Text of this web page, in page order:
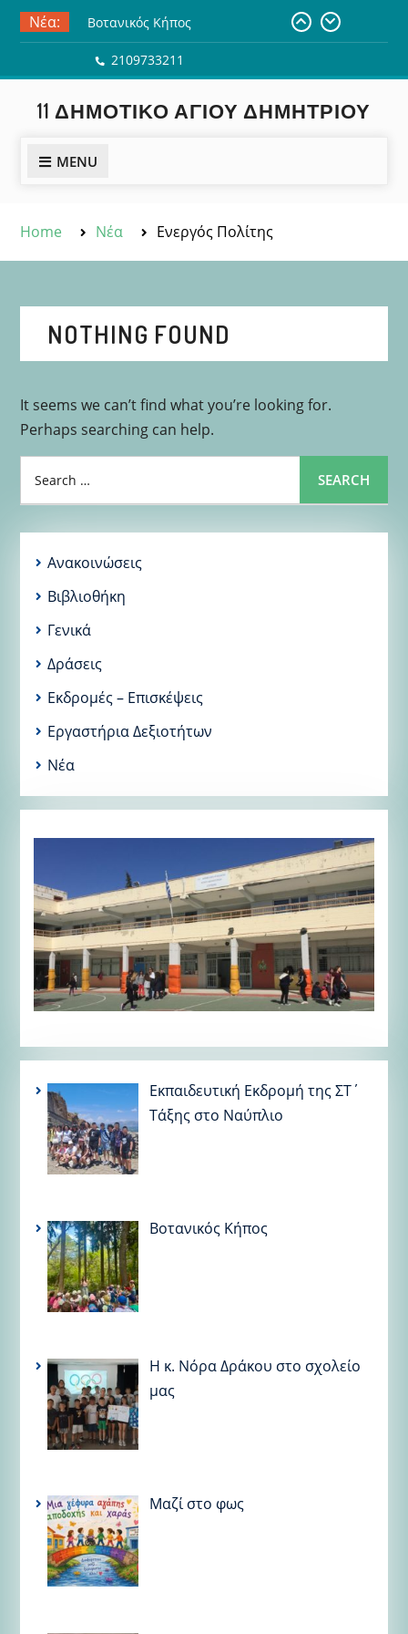
Skip
Νέα:
Βοτανικός Κήπος
Η κ. Νόρα Δράκου στο σχολείο
μας
Μαζί στο φως
Επίσκεψη στη Δημοτική
Τάξης στο Ναύπλιο
2109733211
11 ΔΗΜΟΤΙΚΌ ΑΓΊΟΥ ΔΗΜΗΤΡΊΟΥ
MENU
Home Νέα Ενεργός Πολίτης
NOTHING FOUND
It seems we can’t find what you’re looking for.
Perhaps searching can help.
for:
SEARCH
Ανακοινώσεις
Βιβλιοθήκη
Γενικά
Δράσεις
Εκδρομές – Επισκέψεις
Εργαστήρια Δεξιοτήτων
Νέα
Εκπαιδευτική Εκδρομή της ΣΤ΄
Τάξης στο Ναύπλιο
Βοτανικός Κήπος
Η κ. Νόρα Δράκου στο σχολείο
μας
Μαζί στο φως